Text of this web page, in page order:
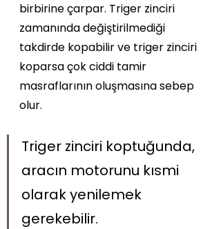
birbirine çarpar. Triger zinciri
zamanında değiştirilmediği
takdirde kopabilir ve triger zinciri
koparsa çok ciddi tamir
masraflarının oluşmasına sebep
olur.
Triger zinciri koptuğunda,
aracın motorunu kısmi
olarak yenilemek
gerekebilir.